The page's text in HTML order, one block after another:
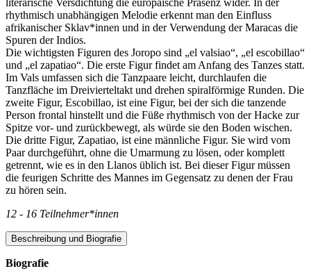
literarische Versdichtung die europäische Präsenz wider. In der
rhythmisch unabhängigen Melodie erkennt man den Einfluss
afrikanischer Sklav*innen und in der Verwendung der Maracas die
Spuren der Indios.
Die wichtigsten Figuren des Joropo sind „el valsiao“, „el escobillao“
und „el zapatiao“. Die erste Figur findet am Anfang des Tanzes statt.
Im Vals umfassen sich die Tanzpaare leicht, durchlaufen die
Tanzfläche im Dreivierteltakt und drehen spiralförmige Runden. Die
zweite Figur, Escobillao, ist eine Figur, bei der sich die tanzende
Person frontal hinstellt und die Füße rhythmisch von der Hacke zur
Spitze vor- und zurückbewegt, als würde sie den Boden wischen.
Die dritte Figur, Zapatiao, ist eine männliche Figur. Sie wird vom
Paar durchgeführt, ohne die Umarmung zu lösen, oder komplett
getrennt, wie es in den Llanos üblich ist. Bei dieser Figur müssen
die feurigen Schritte des Mannes im Gegensatz zu denen der Frau
zu hören sein.
12 - 16 Teilnehmer*innen
Beschreibung und Biografie
Biografie